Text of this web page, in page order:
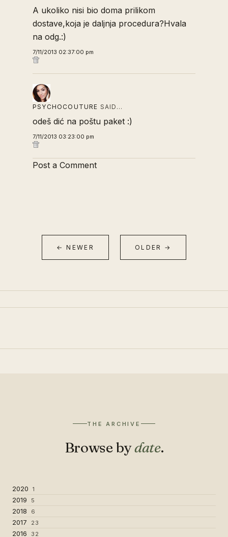
A ukoliko nisi bio doma prilikom
dostave,koja je daljnja procedura?Hvala
na odg.:)
7/11/2013 02:37:00 pm
PSYCHOCOUTURE SAID…
odeš dić na poštu paket :)
7/11/2013 03:23:00 pm
Post a Comment
← NEWER OLDER →
THE ARCHIVE
Browse bydate.
2020 1
2019 5
2018 6
2017 23
2016 32